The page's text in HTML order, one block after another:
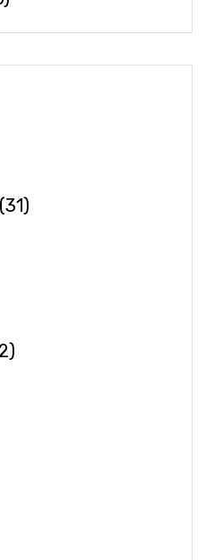
(31)